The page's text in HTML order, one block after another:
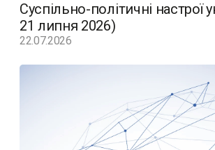
Суспільно-політичні настрої
21 липня 2026)
22.07.2026